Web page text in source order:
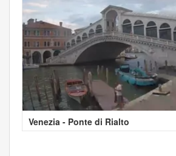
Venezia - Ponte di Rialto